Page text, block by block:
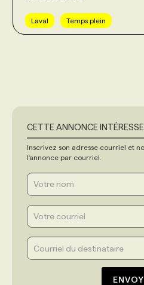
Laval Temps plein
CETTE ANNONCE
Inscrivez son adresse courriel et
l'annonce par courriel.